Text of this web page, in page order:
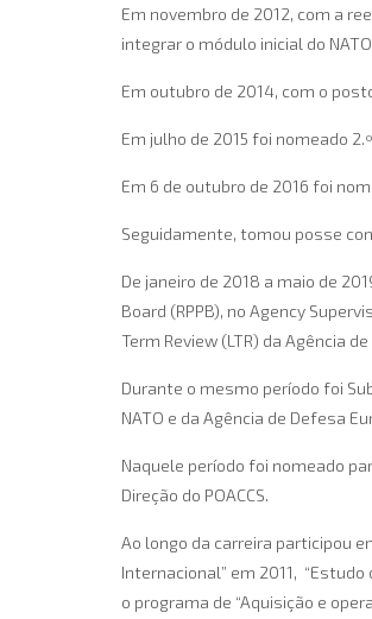
Em novembro de 2012, com a
integrar o módulo inicial do
Em outubro de 2014, com o
Em julho de 2015 foi nomeado
Em 6 de outubro de 2016 foi
Seguidamente, tomou posse
De janeiro de 2018 a maio de
Board (RPPB), no Agency
Term Review (LTR) da Agência
Durante o mesmo período foi
NATO e da Agência de Defesa
Naquele período foi nomeado
Direção do POACCS.
Ao longo da carreira participou
Internacional” em 2011,
o programa de “Aquisição e